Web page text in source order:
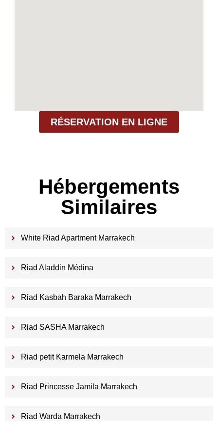
RÉSERVATION EN LIGNE
Hébergements
Similaires
White Riad Apartment Marrakech
Riad Aladdin Médina
Riad Kasbah Baraka Marrakech
Riad SASHA Marrakech
Riad petit Karmela Marrakech
Riad Princesse Jamila Marrakech
Riad Warda Marrakech